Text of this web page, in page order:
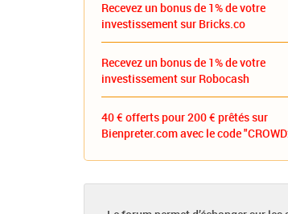
Recevez un bonus de 1% de votre
investissement sur Bricks.co
Recevez un bonus de 1% de votre
investissement sur Robocash
40 € offerts pour 200 € prêtés sur
Bienpreter.com avec le code